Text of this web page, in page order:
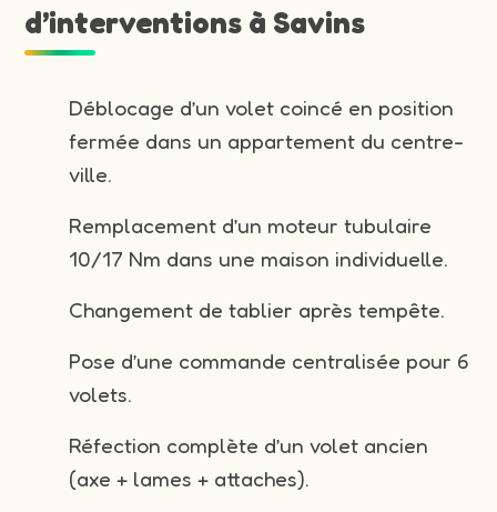
d’interventions à Savins
Déblocage d’un volet coincé en position
fermée dans un appartement du centre-
ville.
Remplacement d’un moteur tubulaire
10/17 Nm dans une maison individuelle.
Changement de tablier après tempête.
Pose d’une commande centralisée pour 6
volets.
Réfection complète d’un volet ancien
(axe + lames + attaches).